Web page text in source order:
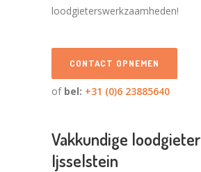
loodgieterswerkzaamheden!
CONTACT OPNEMEN
of bel: +31 (0)6 23885640
Vakkundige loodgieter
Ijsselstein